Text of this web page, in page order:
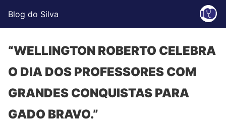
Blog do Silva
“WELLINGTON ROBERTO CELEBRA
O DIA DOS PROFESSORES COM
GRANDES CONQUISTAS PARA
GADO BRAVO.”